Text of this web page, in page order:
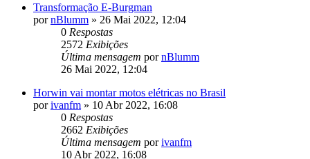
Transformação E-Burgman
pornBlumm » 26 Mai 2022, 12:04
0 Respostas
2572 Exibições
Última mensagem pornBlumm
26 Mai 2022, 12:04
Horwin vai montar motos elétricas no Brasil
porivanfm » 10 Abr 2022, 16:08
0 Respostas
2662 Exibições
Última mensagem porivanfm
10 Abr 2022, 16:08